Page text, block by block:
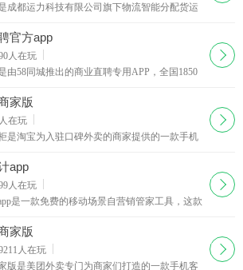
成都运力科技有限公司旗下物流智能分配货运
经验丰富、安全可靠的货车司机的找车发货软
官方app
人在玩
由58同城推出的商业直聘专用APP，全国1850
可以在58招财猫官网上看到人家的详细资料。
下载
家版
人在玩
是淘宝为入驻口碑外卖的商家提供的一款手机
店铺进行管理，有新的订单软件会以语音的形
下载
app
人在玩
是一款免费的移动场景自营销管家工具，这款
设计app还可以帮你查看手机网页的访问量。
下载
家版
人在玩
版是美团外卖专门为商家们打造的一款手机客
下载